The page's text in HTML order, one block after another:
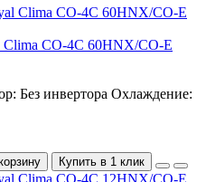
CO-4C 60HNX/CO-E
Без инвертора Охлаждение:
Купить в 1 клик